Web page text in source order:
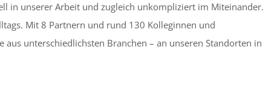
in unserer Arbeit und zugleich unkompliziert im Miteinander.
Mit 8 Partnern und rund 130 Kolleginnen und
unterschiedlichsten Branchen – an unseren Standorten in